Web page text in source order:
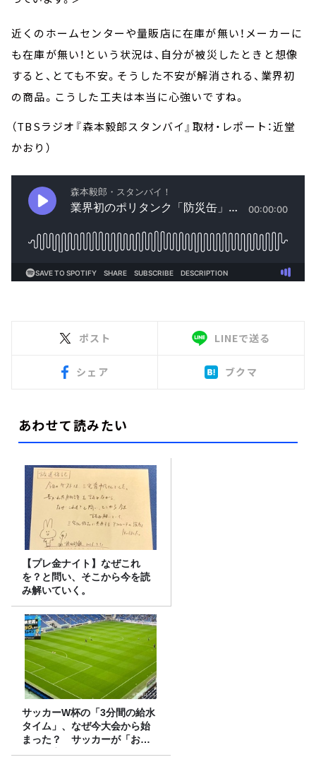
近くのホームセンターや量販店に在庫が無い！メーカーに
も在庫が無い！という状況は、自分が被災したときと想像
すると、とても不安。そうした不安が解消される、業界初
の商品。こうした工夫は本当に心強いですね。
（TBSラジオ『森本毅郎スタンバイ』取材・レポート：近堂
かおり）
ポスト LINEで送る
シェア ブクマ
あわせて読みたい
【プレ金ナイト】なぜこれ
を？と問い、そこから今を読
み解いていく。
サッカーW杯の「3分間の給水
タイム」、なぜ今大会から始
まった？ サッカーが「お
金」に変わる仕組み